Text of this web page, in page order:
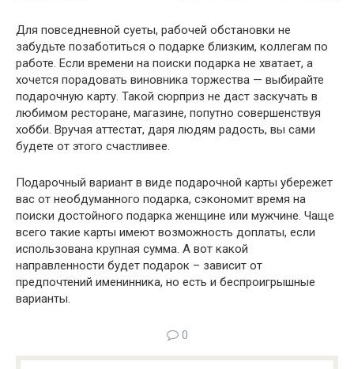
Для повседневной суеты, рабочей обстановки не
забудьте позаботиться о подарке близким, коллегам по
работе. Если времени на поиски подарка не хватает, а
хочется порадовать виновника торжества — выбирайте
подарочную карту. Такой сюрприз не даст заскучать в
любимом ресторане, магазине, попутно совершенствуя
хобби. Вручая аттестат, даря людям радость, вы сами
будете от этого счастливее.
Подарочный вариант в виде подарочной карты убережет
вас от необдуманного подарка, сэкономит время на
поиски достойного подарка женщине или мужчине. Чаще
всего такие карты имеют возможность доплаты, если
использована крупная сумма. А вот какой
направленности будет подарок – зависит от
предпочтений именинника, но есть и беспроигрышные
варианты.
0